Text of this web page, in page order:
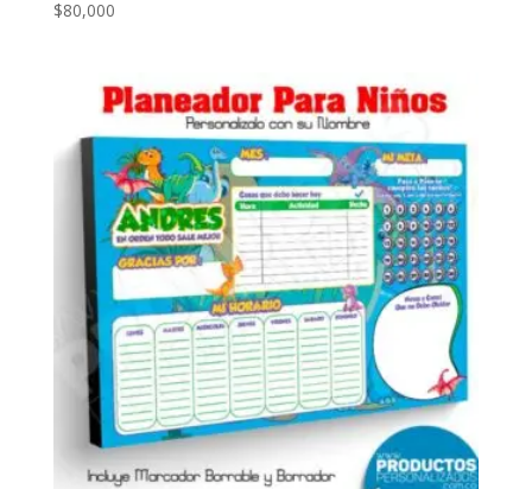
$80,000